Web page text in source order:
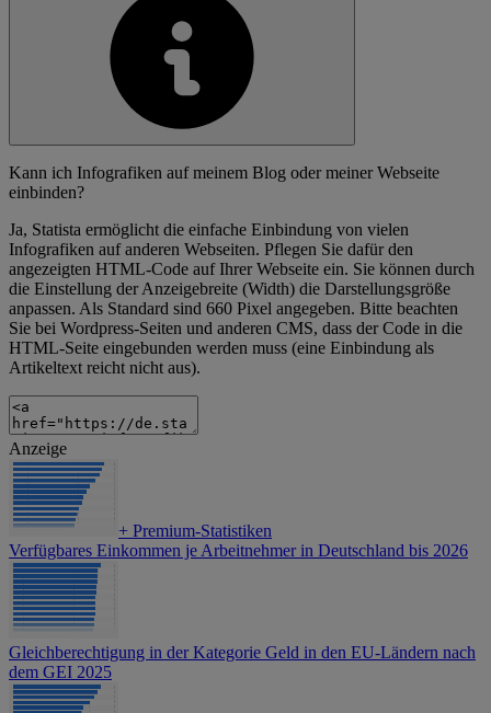
Kann ich Infografiken auf meinem Blog oder meiner Webseite
einbinden?
Ja, Statista ermöglicht die einfache Einbindung von vielen
Infografiken auf anderen Webseiten. Pflegen Sie dafür den
angezeigten HTML-Code auf Ihrer Webseite ein. Sie können durch
die Einstellung der Anzeigebreite (Width) die Darstellungsgröße
anpassen. Als Standard sind 660 Pixel angegeben. Bitte beachten
Sie bei Wordpress-Seiten und anderen CMS, dass der Code in die
HTML-Seite eingebunden werden muss (eine Einbindung als
Artikeltext reicht nicht aus).
Anzeige
+ Premium-Statistiken
Verfügbares Einkommen je Arbeitnehmer in Deutschland bis 2026
Gleichberechtigung in der Kategorie Geld in den EU-Ländern nach
dem GEI 2025